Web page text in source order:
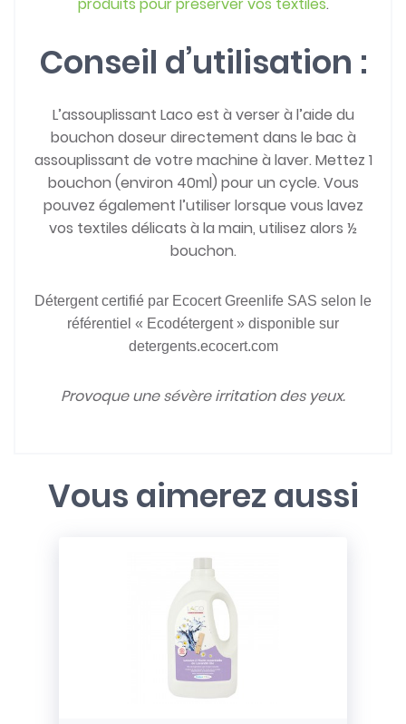
Conseil d’utilisation :
L’assouplissant Laco est à verser à l’aide du
bouchon doseur directement dans le bac à
assouplissant de votre machine à laver. Mettez 1
bouchon (environ 40ml) pour un cycle. Vous
pouvez également l’utiliser lorsque vous lavez
vos textiles délicats à la main, utilisez alors ½
bouchon.
Détergent certifié par Ecocert Greenlife SAS selon le
référentiel « Ecodétergent » disponible sur
detergents.ecocert.com
Provoque une sévère irritation des yeux.
Vous aimerez aussi